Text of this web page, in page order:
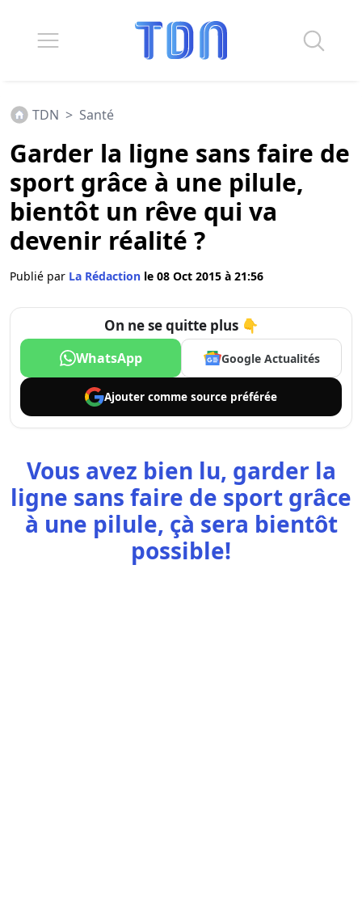
TDN > Santé
Garder la ligne sans faire de
sport grâce à une pilule,
bientôt un rêve qui va
devenir réalité ?
Publié par La Rédaction le 08 Oct 2015 à 21:56
On ne se quitte plus 👇
WhatsApp Google Actualités
Ajouter comme source préférée
Vous avez bien lu, garder la
ligne sans faire de sport grâce
à une pilule, çà sera bientôt
possible!